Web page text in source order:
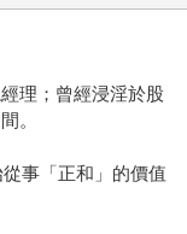
理；曾經浸淫於股
。
事「正和」的價值